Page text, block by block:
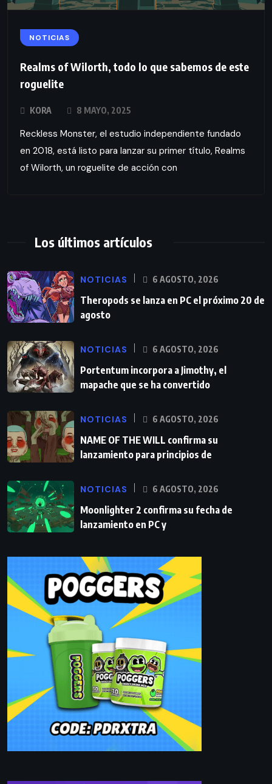
NOTICIAS
Realms of Wilorth, todo lo que sabemos de este
roguelite
KORA 8 MAYO, 2025
Reckless Monster, el estudio independiente fundado
en 2018, está listo para lanzar su primer título, Realms
of Wilorth, un roguelite de acción con
Los últimos artículos
NOTICIAS 6 AGOSTO, 2026
Theropods se lanza en PC el próximo 20 de
agosto
NOTICIAS 6 AGOSTO, 2026
Portentum incorpora a Jimothy, el
mapache que se ha convertido
NOTICIAS 6 AGOSTO, 2026
NAME OF THE WILL confirma su
lanzamiento para principios de
NOTICIAS 6 AGOSTO, 2026
Moonlighter 2 confirma su fecha de
lanzamiento en PC y